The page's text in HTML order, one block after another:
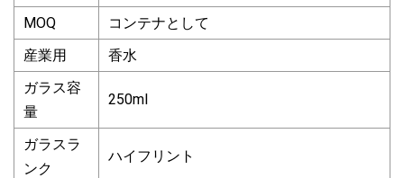
MOQ
コンテナとして
産業用
香水
ガラス容
量
250ml
ガラスラ
ンク
ハイフリント